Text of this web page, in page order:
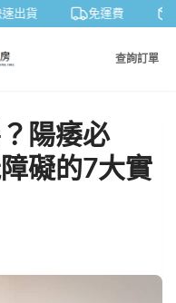
出貨 免運費
查詢訂單
陽痿必
礙的7大實